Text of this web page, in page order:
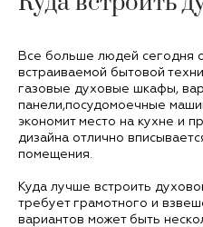
Все больше людей сегодня
встраиваемой бытовой
газовые духовые шкафы,
панели,посудомоечные
экономит место на кухне и
дизайна отлично
помещения.
Куда лучше встроить
требует грамотного и
вариантов может быть